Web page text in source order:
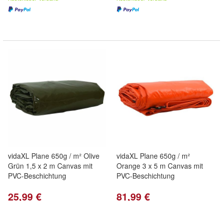
vidaXL Plane 650g / m² Olive
Grün 1,5 x 2 m Canvas mit
PVC-Beschichtung
25,99 €
vidaXL Plane 650g / m²
Orange 3 x 5 m Canvas mit
PVC-Beschichtung
81,99 €